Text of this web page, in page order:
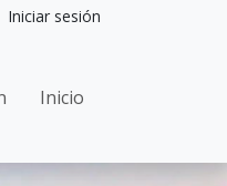
User
Iniciar sesión
Inicio